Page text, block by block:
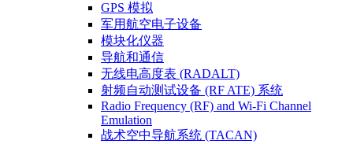
GPS 模拟
军用航空电子设备
模块化仪器
导航和通信
无线电高度表 (RADALT)
射频自动测试设备 (RF ATE) 系统
Radio Frequency (RF) and Wi-Fi Channel
Emulation
战术空中导航系统 (TACAN)